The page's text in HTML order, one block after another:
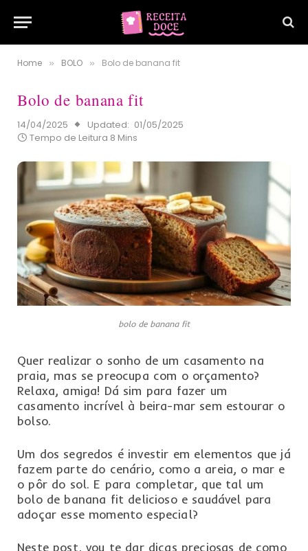
Home » BOLO » Bolo de banana fit
Bolo de banana fit
14/04/2025 Updated: 01/05/2025
Tempo de Leitura 8 Mins
bolo de banana fit
Quer realizar o sonho de um casamento na
praia, mas se preocupa com o orçamento?
Relaxa, amiga! Dá sim para fazer um
casamento incrível à beira-mar sem estourar o
bolso.
Um dos segredos é investir em elementos que já
fazem parte do cenário, como a areia, o mar e
o pôr do sol. E para completar, que tal um
bolo de banana fit delicioso e saudável para
adoçar esse momento especial?
Neste post, vou te dar dicas preciosas de como